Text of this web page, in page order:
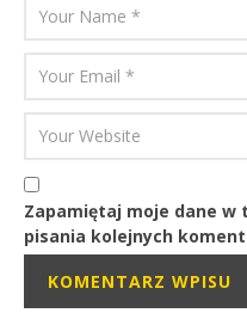
Zapamiętaj moje dane w
pisania kolejnych